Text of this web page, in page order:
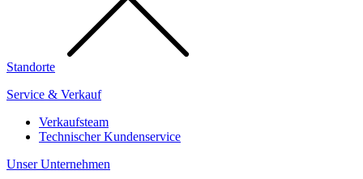
Standorte
Service & Verkauf
Verkaufsteam
Technischer Kundenservice
Unser Unternehmen